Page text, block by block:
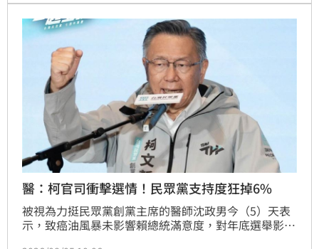
元。SpaceX目前正積極推動AI優先策略，包含與輝達
合作開發軌道運算衛星。然而隨IPO鎖定期屆滿，加上
AI業務初期獲利壓力，導致股價波動，投資人正密切關
注公司在擴大市場覆蓋率的同時，能否有效改善網路經
濟效益。投資人應謹慎評估相關風險。
醫：柯官司衝擊選情！民眾黨支持度狂掉6%
被視為力挺民眾黨創黨主席的醫師沈政男今（5）天表
示，致癌油風暴未影響賴總統滿意度，對年底選舉影響